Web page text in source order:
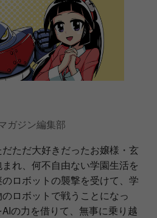
ガジン編集部
ただ大好きだったお嬢様・玄
れ、何不自由ない学園生活を
ロボットの襲撃を受けて、学
ロボットで戦うことになっ
の力を借りて、無事に乗り越